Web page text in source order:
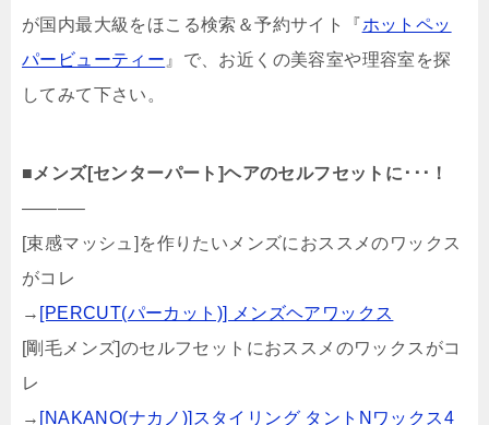
が国内最大級をほこる検索＆予約サイト『ホットペッ
パービューティー 』で、お近くの美容室や理容室を探
してみて下さい。
■ メンズ[センターパート]ヘアのセルフセットに･･･！
———–
[束感マッシュ]を作りたいメンズにおススメのワックス
がコレ
→ [PERCUT(パーカット)] メンズヘアワックス
[剛毛メンズ]のセルフセットにおススメのワックスがコ
レ
→ [NAKANO(ナカノ)]スタイリング タントNワックス4